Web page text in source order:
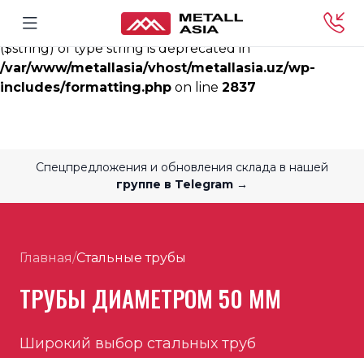
Deprecated
: rtrim(): Passing null to parameter #1
($string) of type string is deprecated in
/var/www/metallasia/vhost/metallasia.uz/wp-
includes/formatting.php on line 2837
Спецпредложения и обновления склада в нашей
группе в Telegram →
Главная/Стальные трубы
ТРУБЫ ДИАМЕТРОМ 50 ММ
Широкий выбор стальных труб